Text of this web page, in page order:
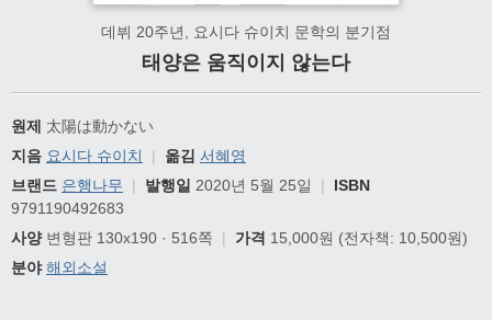
데뷔 20주년, 요시다 슈이치 문학의 분기점
태양은 움직이지 않는다
원제 太陽は動かない
지음 요시다 슈이치 | 옮김 서혜영
브랜드 은행나무 | 발행일 2020년 5월 25일 |
ISBN
9791190492683
사양변형판 130x190 · 516쪽 | 가격 15,000원 (전자책: 10,500원)
분야 해외소설